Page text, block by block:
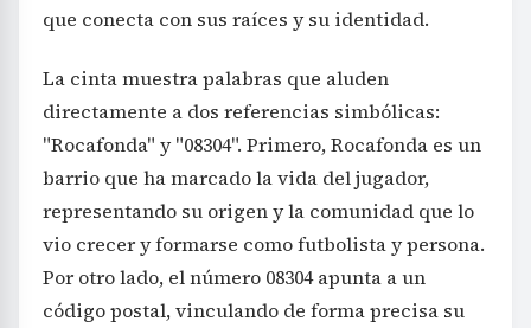
que conecta con sus raíces y su identidad.
La cinta muestra palabras que aluden
directamente a dos referencias simbólicas:
"Rocafonda" y "08304". Primero, Rocafonda es un
barrio que ha marcado la vida del jugador,
representando su origen y la comunidad que lo
vio crecer y formarse como futbolista y persona.
Por otro lado, el número 08304 apunta a un
código postal, vinculando de forma precisa su